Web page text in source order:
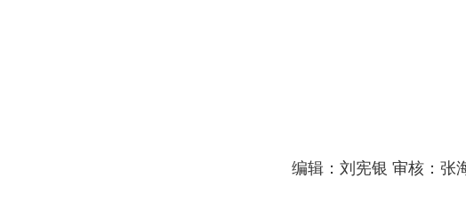
编辑：刘宪银 审核：张